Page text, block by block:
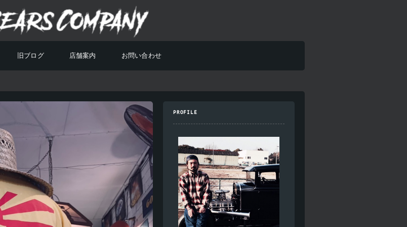
旧ブログ 店舗案内 お問い合わせ
PROFILE